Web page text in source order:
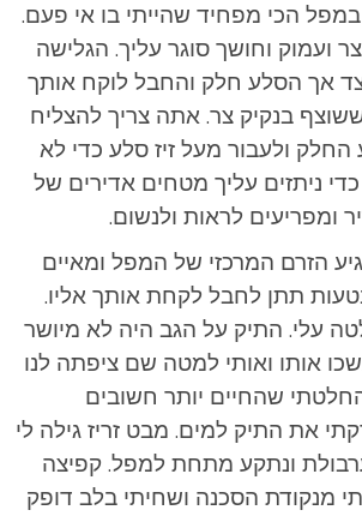
הכי מפחיד שהייתי בו אי פעם.
ועמוק וחושך סוגר עליך. הגלישה
אך הסלע חלק והחבל לוקח אותך
בנקיק צר. אתה צריך להצליח
ולעבור מעל זיז סלע כדי לא
ניתזים עליך מטחים אדירים של
ומפריעים לראות ולנשום.
הזרם המרכזי של המפל ומאיים
תתן לחבל לקחת אותך אליו.
עלי. התיק על הגב היה לא מיושר
אותו ואותי למטה שם ציפתה לנו
שהחיים יותר חשובים
את התיק למים. מבט זריז גילה לי
ונתקע מתחת למפל. קפיצה
מנקודת הסכנה ושחיתי בלב דופק